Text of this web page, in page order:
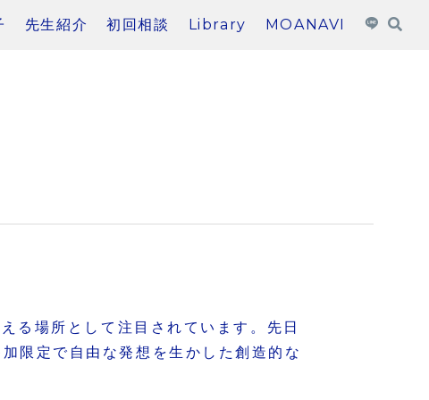
先生紹介 初回相談 Library MOANAVI
る場所として注目されています。先日
限定で自由な発想を生かした創造的な